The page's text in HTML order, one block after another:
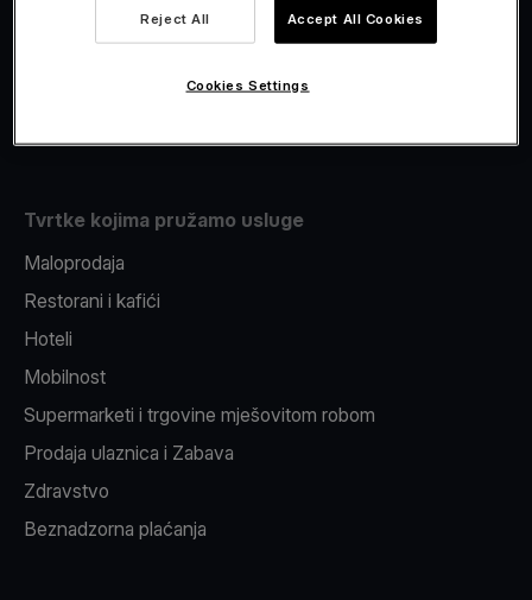
Fiskalizacija
Tvrtke kojima pružamo usluge
Maloprodaja
Restorani i kafići
Hoteli
Mobilnost
Supermarketi i trgovine mješovitom robom
Prodaja ulaznica i Zabava
Zdravstvo
Beznadzorna plaćanja
Reject All Accept All Cookies
Cookies Settings